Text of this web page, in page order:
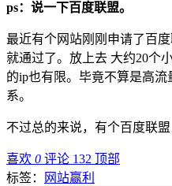
ps：说一下百度联盟。
最近有个网站刚刚申请了百
就通过了。放上去 大约20个
的ip也有限。毕竟不算是高
系。
不过总的来说，有个百度联盟
喜欢 0 评论 132 顶部
标签：
网站赢利